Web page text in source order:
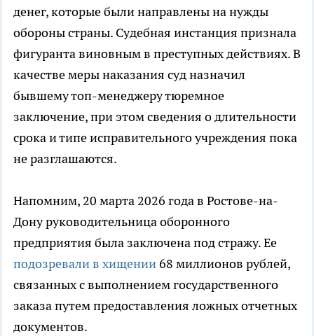
денег, которые были направлены на нужды
обороны страны. Судебная инстанция признала
фигуранта виновным в преступных действиях. В
качестве меры наказания суд назначил
бывшему топ-менеджеру тюремное
заключение, при этом сведения о длительности
срока и типе исправительного учреждения пока
не разглашаются.
Напомним, 20 марта 2026 года в Ростове-на-
Дону руководительница оборонного
предприятия была заключена под стражу. Ее
подозревали в хищении68 миллионов рублей,
связанных с выполнением государственного
заказа путем предоставления ложных отчетных
документов.